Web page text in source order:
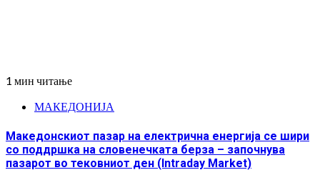
1 мин читање
МАКЕДОНИЈА
Македонскиот пазар на електрична енергија се шири
со поддршка на словенечката берза – започнува
пазарот во тековниот ден (Intraday Market)